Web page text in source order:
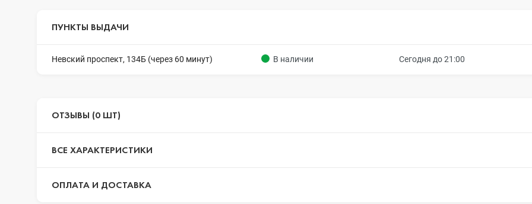
ПУНКТЫ ВЫДАЧИ
Невский проспект, 134Б (через 60 минут) В наличии Сегодня до 21:00
ОТЗЫВЫ (0 ШТ)
ВСЕ ХАРАКТЕРИСТИКИ
ОПЛАТА И ДОСТАВКА